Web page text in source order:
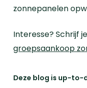
zonnepanelen
Interesse? Schrijf
groepsaankoop
Deze blog is up-to-